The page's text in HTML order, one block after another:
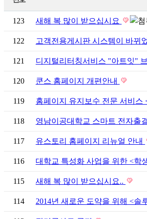
123 새해 복 많이 받으십시요
122 고객전용게시판 시스템이 바뀌
121 디지털리터칭서비스 "아트잇"
120 쿤스 홈페이지 개편안내
119 홈페이지 유지보수 전문 서비스
118 영남이공대학교 스마트 전자출
117 유스토리 홈페이지 리뉴얼 안내
116 대학교 특성화 사업을 위한 <학
115 새해 복 많이 받으십시요..
114 2014년 새로운 도약을 위해 <솔